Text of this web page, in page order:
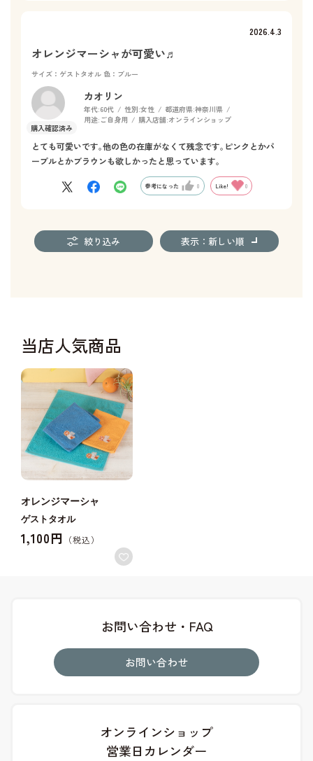
2026.4.3
オレンジマーシャが可愛い♬
サイズ：ゲストタオル 色：ブルー
カオリン
年代:60代 性別:女性 都道府県:神奈川県
用途: ご自身用 購入店舗:オンラインショップ
とても可愛いです｡他の色の在庫がなくて残念です｡ピンクとかパ
ープルとかブラウンも欲しかったと思っています｡
参考になった 0 Like! 0
絞り込み 表示：新しい順
当店人気商品
オレンジマーシャ
ゲストタオル
1,100円
お問い合わせ・FAQ
お問い合わせ
オンラインショップ
営業日カレンダー